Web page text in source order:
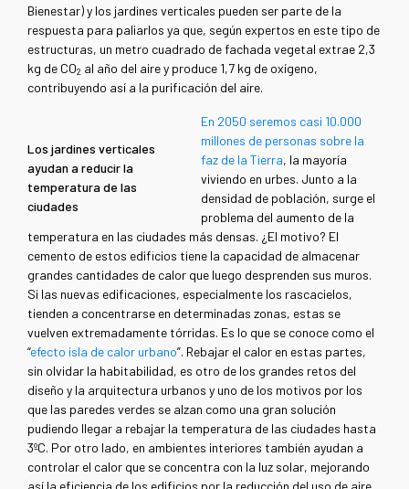
Bienestar) y los jardines verticales pueden ser parte de la
respuesta para paliarlos ya que, según expertos en este tipo de
estructuras, un metro cuadrado de fachada vegetal extrae 2,3
kg de CO2 al año del aire y produce 1,7 kg de oxígeno,
contribuyendo así a la purificación del aire.
Los jardines verticales
ayudan a reducir la
temperatura de las
ciudades
En 2050 seremos casi 10.000
millones de personas sobre la
faz de la Tierra, la mayoría
viviendo en urbes. Junto a la
densidad de población, surge el
problema del aumento de la
temperatura en las ciudades más densas. ¿El motivo? El
cemento de estos edificios tiene la capacidad de almacenar
grandes cantidades de calor que luego desprenden sus muros.
Si las nuevas edificaciones, especialmente los rascacielos,
tienden a concentrarse en determinadas zonas, estas se
vuelven extremadamente tórridas. Es lo que se conoce como el
“efecto isla de calor urbano”. Rebajar el calor en estas partes,
sin olvidar la habitabilidad, es otro de los grandes retos del
diseño y la arquitectura urbanos y uno de los motivos por los
que las paredes verdes se alzan como una gran solución
pudiendo llegar a rebajar la temperatura de las ciudades hasta
3ºC. Por otro lado, en ambientes interiores también ayudan a
controlar el calor que se concentra con la luz solar, mejorando
así la eficiencia de los edificios por la reducción del uso de aire